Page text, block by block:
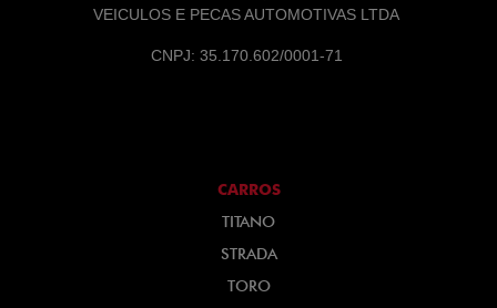
VEICULOS E PECAS AUTOMOTIVAS LTDA
CNPJ: 35.170.602/0001-71
CARROS
TITANO
STRADA
TORO